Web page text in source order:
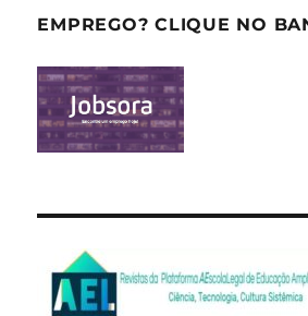
EMPREGO? CLIQUE NO